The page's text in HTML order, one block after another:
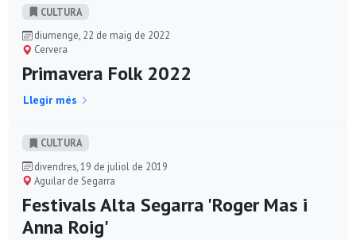
CULTURA
diumenge, 22 de maig de 2022
Cervera
Primavera Folk 2022
Llegir més
CULTURA
divendres, 19 de juliol de 2019
Aguilar de Segarra
Festivals Alta Segarra 'Roger Mas i
Anna Roig'